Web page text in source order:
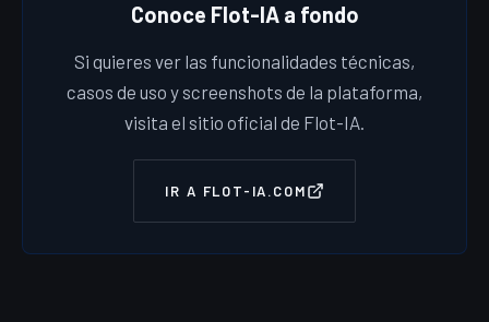
Conoce Flot-IA a fondo
Si quieres ver las funcionalidades técnicas,
casos de uso y screenshots de la plataforma,
visita el sitio oficial de Flot-IA.
IR A FLOT-IA.COM